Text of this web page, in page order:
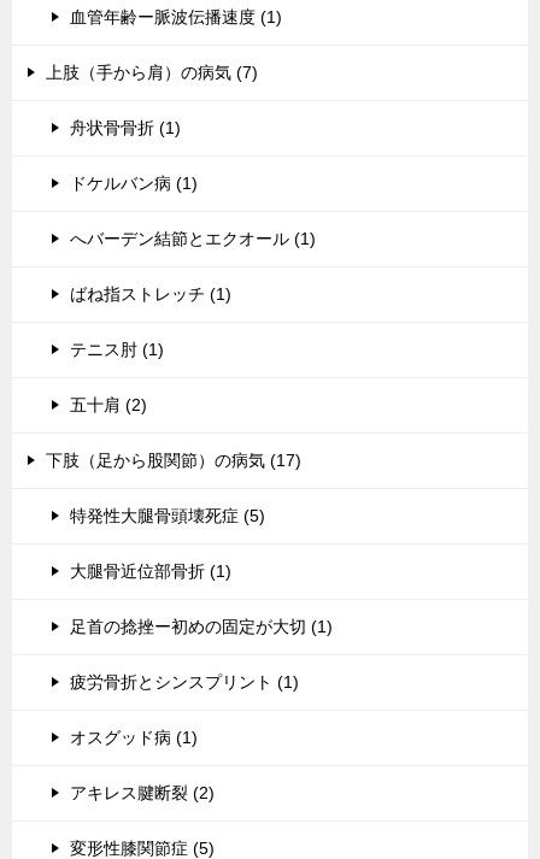
血管年齢ー脈波伝播速度 (1)
上肢（手から肩）の病気 (7)
舟状骨骨折 (1)
ドケルバン病 (1)
へバーデン結節とエクオール (1)
ばね指ストレッチ (1)
テニス肘 (1)
五十肩 (2)
下肢（足から股関節）の病気 (17)
特発性大腿骨頭壊死症 (5)
大腿骨近位部骨折 (1)
足首の捻挫ー初めの固定が大切 (1)
疲労骨折とシンスプリント (1)
オスグッド病 (1)
アキレス腱断裂 (2)
変形性膝関節症 (5)